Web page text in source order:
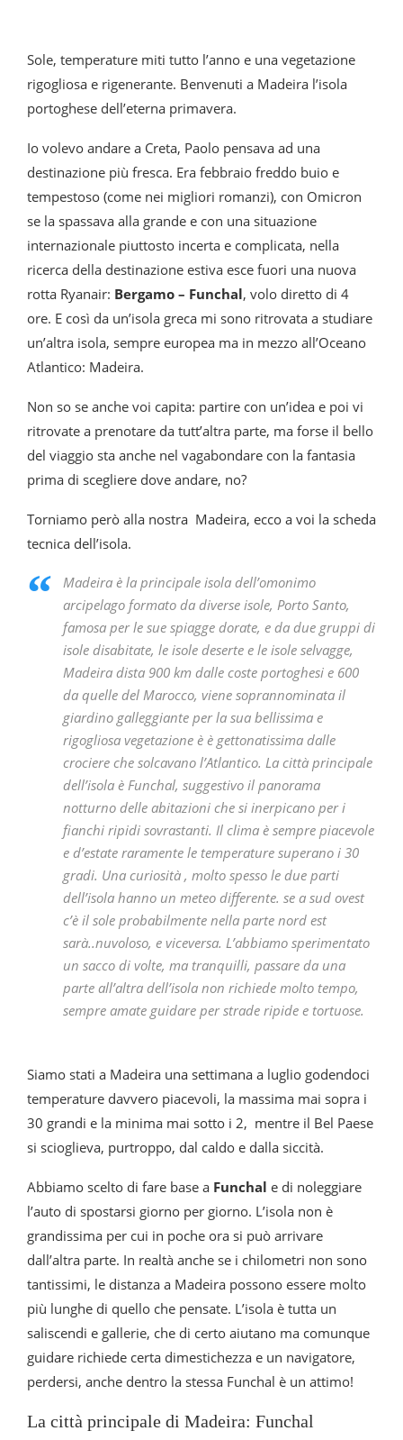
Sole, temperature miti tutto l’anno e una vegetazione
rigogliosa e rigenerante. Benvenuti a Madeira l’isola
portoghese dell’eterna primavera.
Io volevo andare a Creta, Paolo pensava ad una
destinazione più fresca. Era febbraio freddo buio e
tempestoso (come nei migliori romanzi), con Omicron
se la spassava alla grande e con una situazione
internazionale piuttosto incerta e complicata, nella
ricerca della destinazione estiva esce fuori una nuova
rotta Ryanair: Bergamo – Funchal, volo diretto di 4
ore. E così da un’isola greca mi sono ritrovata a studiare
un’altra isola, sempre europea ma in mezzo all’Oceano
Atlantico: Madeira.
Non so se anche voi capita: partire con un’idea e poi vi
ritrovate a prenotare da tutt’altra parte, ma forse il bello
del viaggio sta anche nel vagabondare con la fantasia
prima di scegliere dove andare, no?
Torniamo però alla nostra Madeira, ecco a voi la scheda
tecnica dell’isola.
Madeira è la principale isola dell’omonimo
arcipelago formato da diverse isole, Porto Santo,
famosa per le sue spiagge dorate, e da due gruppi di
isole disabitate, le isole deserte e le isole selvagge,
Madeira dista 900 km dalle coste portoghesi e 600
da quelle del Marocco, viene soprannominata il
giardino galleggiante per la sua bellissima e
rigogliosa vegetazione è è gettonatissima dalle
crociere che solcavano l’Atlantico. La città principale
dell’isola è Funchal, suggestivo il panorama
notturno delle abitazioni che si inerpicano per i
fianchi ripidi sovrastanti. Il clima è sempre piacevole
e d’estate raramente le temperature superano i 30
gradi. Una curiosità , molto spesso le due parti
dell’isola hanno un meteo differente. se a sud ovest
c’è il sole probabilmente nella parte nord est
sarà..nuvoloso, e viceversa. L’abbiamo sperimentato
un sacco di volte, ma tranquilli, passare da una
parte all’altra dell’isola non richiede molto tempo,
sempre amate guidare per strade ripide e tortuose.
Siamo stati a Madeira una settimana a luglio godendoci
temperature davvero piacevoli, la massima mai sopra i
30 grandi e la minima mai sotto i 2, mentre il Bel Paese
si scioglieva, purtroppo, dal caldo e dalla siccità.
Abbiamo scelto di fare base a Funchal e di noleggiare
l’auto di spostarsi giorno per giorno. L’isola non è
grandissima per cui in poche ora si può arrivare
dall’altra parte. In realtà anche se i chilometri non sono
tantissimi, le distanza a Madeira possono essere molto
più lunghe di quello che pensate. L’isola è tutta un
saliscendi e gallerie, che di certo aiutano ma comunque
guidare richiede certa dimestichezza e un navigatore,
perdersi, anche dentro la stessa Funchal è un attimo!
La città principale di Madeira: Funchal